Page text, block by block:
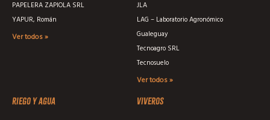
PAPELERA ZAPIOLA SRL
YAPUR, Román
Ver todos »
JLA
LAG – Laboratorio Agronómico
Gualeguay
Tecnoagro SRL
Tecnosuelo
Ver todos »
Riego y agua Viveros